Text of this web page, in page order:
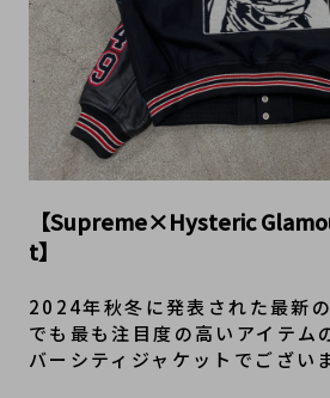
【Supreme×Hysteric
t】
2024年秋冬に発表された最新
でも最も注目度の高いアイテム
バーシティジャケットでござい